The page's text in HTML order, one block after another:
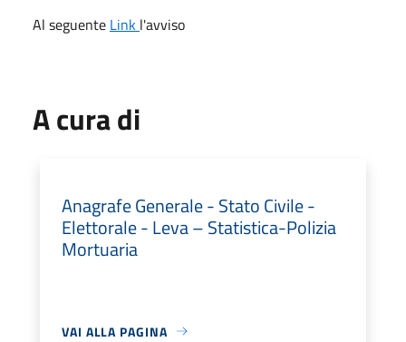
Al seguente Link l'avviso
A cura di
Anagrafe Generale - Stato Civile -
Elettorale - Leva – Statistica-Polizia
Mortuaria
VAI ALLA PAGINA